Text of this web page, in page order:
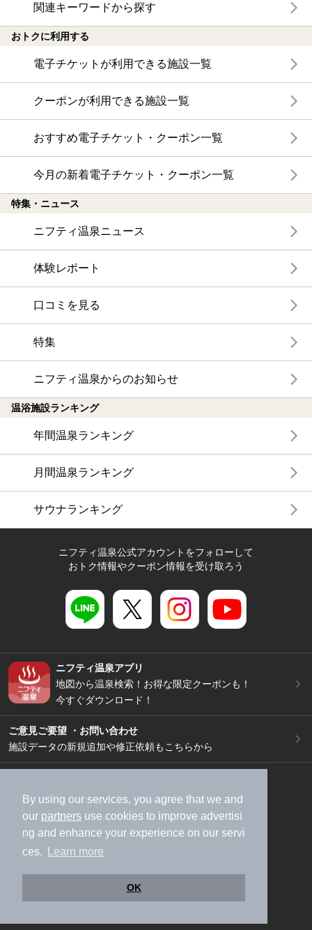
By using our services, you agree that we and
our partners use cookies to improve advertisi
ng and enhance your experience on our servi
ces.
Learn more
OK
関連キーワードから探す
おトクに利用する
電子チケットが利用できる施設一覧
クーポンが利用できる施設一覧
おすすめ電子チケット・クーポン一覧
今月の新着電子チケット・クーポン一覧
特集・ニュース
ニフティ温泉ニュース
体験レポート
口コミを見る
特集
ニフティ温泉からのお知らせ
温浴施設ランキング
年間温泉ランキング
月間温泉ランキング
サウナランキング
ニフティ温泉公式アカウントをフォローして
おトク情報やクーポン情報を受け取ろう
ニフティ温泉アプリ
地図から温泉検索！お得な限定クーポンも！
今すぐダウンロード！
ご意見ご要望 ・お問い合わせ
施設データの新規追加や修正依頼もこちらから
加盟店募集（資料請求）
広告出稿のご案内
利用規約
ライフスタイルMEMBERS+規約
特定商取引法に基づく表記
ヘルプ
採用情報
運営会社